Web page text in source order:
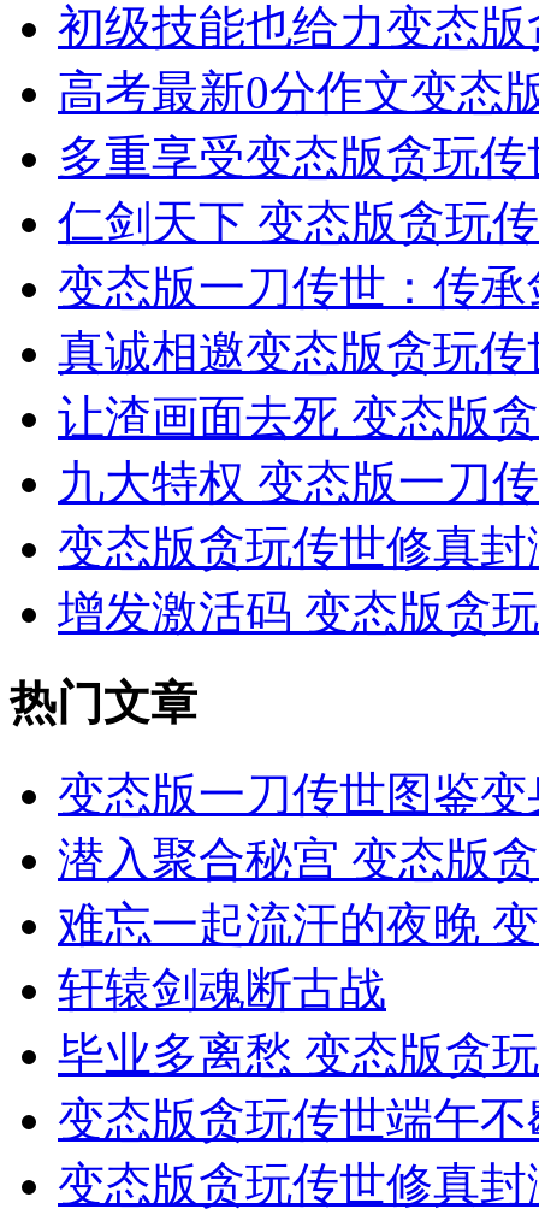
初级技能也给力变态
高考最新0分作文变态
多重享受变态版贪玩
仁剑天下 变态版贪玩
变态版一刀传世：传
真诚相邀变态版贪玩
让渣画面去死 变态版
九大特权 变态版一刀
变态版贪玩传世修真
增发激活码 变态版贪
热门文章
变态版一刀传世图鉴
潜入聚合秘宫 变态版
难忘一起流汗的夜晚
轩辕剑魂断古战
毕业多离愁 变态版贪
变态版贪玩传世端午
变态版贪玩传世修真